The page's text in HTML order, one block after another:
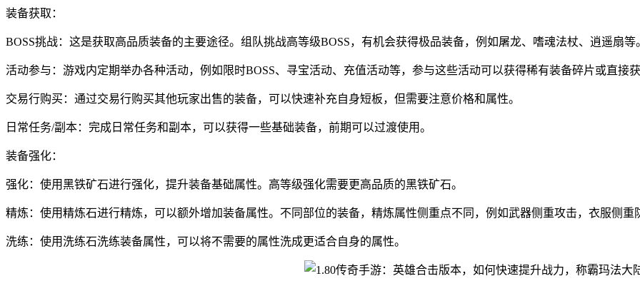
装备获取：
BOSS挑战：这是获取高品质装备的主要途径。组队挑战高等级BOSS，有机会获得极品装备，例如屠龙、嗜魂法杖、逍遥扇
活动参与：游戏内定期举办各种活动，例如限时BOSS、寻宝活动、充值活动等，参与这些活动可以获得稀有装备碎片或直接
交易行购买：通过交易行购买其他玩家出售的装备，可以快速补充自身短板，但需要注意价格和属性。
日常任务/副本：完成日常任务和副本，可以获得一些基础装备，前期可以过渡使用。
装备强化：
强化：使用黑铁矿石进行强化，提升装备基础属性。高等级强化需要更高品质的黑铁矿石。
精炼：使用精炼石进行精炼，可以额外增加装备属性。不同部位的装备，精炼属性侧重点不同，例如武器侧重攻击，衣服侧重
洗练：使用洗练石洗练装备属性，可以将不需要的属性洗成更适合自身的属性。